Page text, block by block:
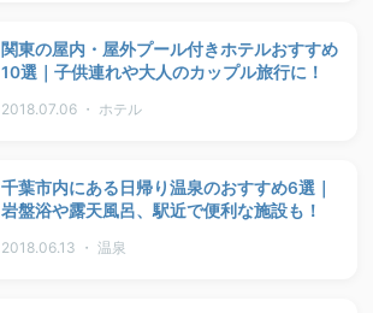
関東の屋内・屋外プール付きホテルおすすめ
10選｜子供連れや大人のカップル旅行に！
2018.07.06 ・ ホテル
千葉市内にある日帰り温泉のおすすめ6選｜
岩盤浴や露天風呂、駅近で便利な施設も！
2018.06.13 ・ 温泉